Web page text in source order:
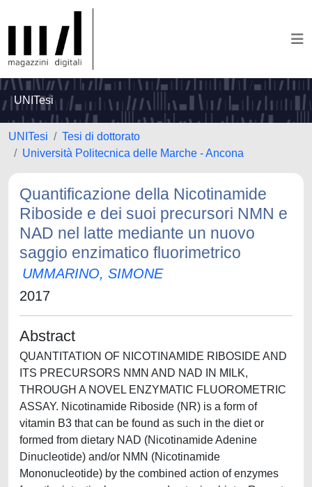
UNITesi
UNITesi
Tesi di dottorato
Università Politecnica delle Marche - Ancona
Quantificazione della Nicotinamide
Riboside e dei suoi precursori NMN e
NAD nel latte mediante un nuovo
saggio enzimatico fluorimetrico
UMMARINO, SIMONE
2017
Abstract
QUANTITATION OF NICOTINAMIDE RIBOSIDE AND
ITS PRECURSORS NMN AND NAD IN MILK,
THROUGH A NOVEL ENZYMATIC FLUOROMETRIC
ASSAY. Nicotinamide Riboside (NR) is a form of
vitamin B3 that can be found as such in the diet or
formed from dietary NAD (Nicotinamide Adenine
Dinucleotide) and/or NMN (Nicotinamide
Mononucleotide) by the combined action of enzymes